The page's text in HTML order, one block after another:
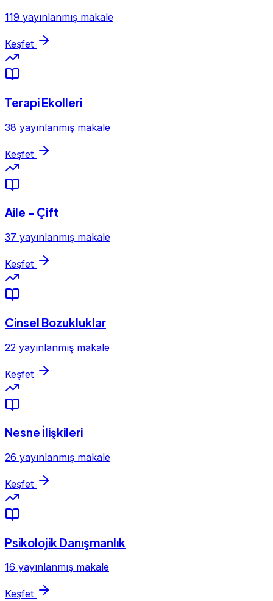
119 yayınlanmış makale
Keşfet
Terapi Ekolleri
38 yayınlanmış makale
Keşfet
Aile - Çift
37 yayınlanmış makale
Keşfet
Cinsel Bozukluklar
22 yayınlanmış makale
Keşfet
Nesne İlişkileri
26 yayınlanmış makale
Keşfet
Psikolojik Danışmanlık
16 yayınlanmış makale
Keşfet